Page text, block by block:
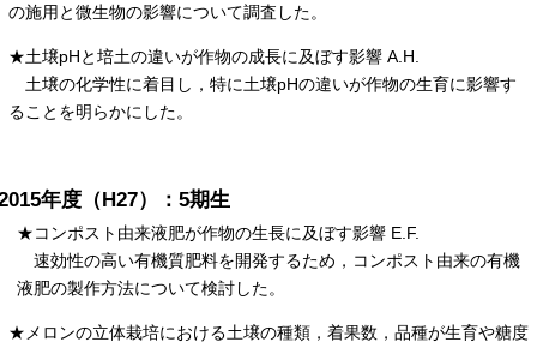
の施用と微生物の影響について調査した。
★土壌pHと培土の違いが作物の成長に及ぼす影響 A.H.
土壌の化学性に着目し，特に土壌pHの違いが作物の生育に影響す
ることを明らかにした。
年度（H27）：5期生
★コンポスト由来液肥が作物の生長に及ぼす影響 E.F.
速効性の高い有機質肥料を開発するため，コンポスト由来の有機
液肥の製作方法について検討した。
★メロンの立体栽培における土壌の種類，着果数，品種が生育や糖度